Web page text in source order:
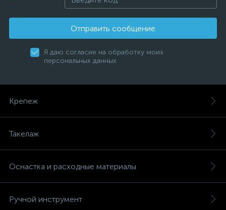
Отправить сообщение
Я даю согласие на обработку моих
персональных данных
Крепеж
Такелаж
Оснастка и расходные материалы
Ручной инструмент